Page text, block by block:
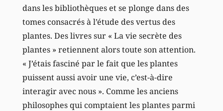
dans les bibliothèques et se plonge dans des
tomes consacrés à l’étude des vertus des
plantes. Des livres sur « La vie secrète des
plantes » retiennent alors toute son attention.
« J’étais fasciné par le fait que les plantes
puissent aussi avoir une vie, c’est-à-dire
interagir avec nous ». Comme les anciens
philosophes qui comptaient les plantes parmi